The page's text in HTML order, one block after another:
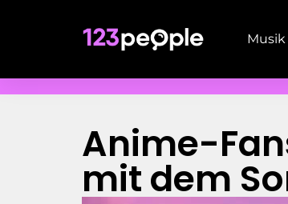
Musik
Anime-
mit dem